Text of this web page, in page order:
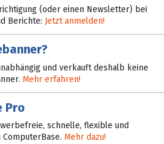
(oder einen Newsletter) bei
Berichte: Jetzt anmelden!
und verkauft deshalb keine
Mehr erfahren!
Pro
schnelle, flexible und
Mehr dazu!